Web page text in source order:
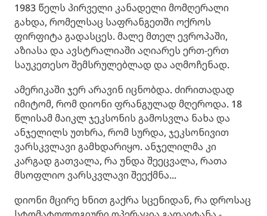
1983 წელს პირველი კანადელი მომღერალი
გახდა, რომელსაც საფრანგეთში ოქროს
ფირფიტა გადასცეს. მალე მთელ ევროპაში,
აზიასა და ავსტრალიაში აღიარეს ერთ-ერთ
საუკეთესო შემსრულებლად და აღმოჩენად.
ამერიკაში ჯერ არავინ იცნობდა. ძირითადად
იმიტომ, რომ დიონი ფრანგულად მღეროდა. 18
წლისამ მაიკლ ჯეკსონის გამოსვლა ნახა და
ანჯელილს უთხრა, რომ სურდა, ჯეკსონივით
ვარსკვლავი გამხდარიყო. ანჯელილმა კი
კარგად გათვალა, რა უნდა შეეცვალა, რათა
მსოფლიო ვარსკვლავი შეექმნა...
დიონი მცირე ხნით გაქრა სცენიდან, რა დროსაც